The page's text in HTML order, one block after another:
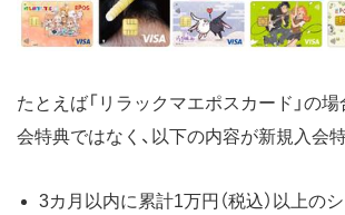
たとえば「リラックマエポスカード」の場
会特典ではなく、以下の内容が新規入会
3カ月以内に累計1万円（税込）以上の